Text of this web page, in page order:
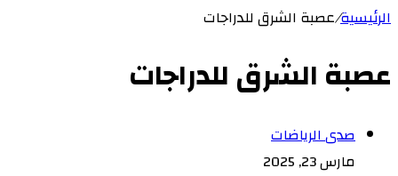
الرئيسية/عصبة الشرق للدراجات
عصبة الشرق للدراجات
صدى الرياضات
مارس 23, 2025